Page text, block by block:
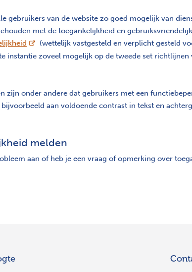
gebruikers van de website zo goed mogelijk van
met de toegankelijkheid en
opent nieuw scherm
(wettelijk vastgesteld en verplicht gesteld
instantie zoveel mogelijk op de tweede set richtlijnen
zijn onder andere dat gebruikers met een
aan voldoende contrast in tekst en
melden
aan of heb je een vraag of opmerking over